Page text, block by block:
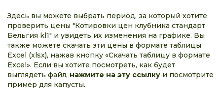
Здесь вы можете выбрать период, за который хотите
проверить цены "Котировки цен клубника стандарт
Бельгия kl1" и увидеть их изменения на графике. Вы
также можете скачать эти цены в формате таблицы
Excel (xlsx), нажав кнопку «Скачать таблицу в формате
Excel». Если вы хотите посмотреть, как будет
выглядеть файл, нажмите на эту ссылку и посмотрите
пример для капусты.